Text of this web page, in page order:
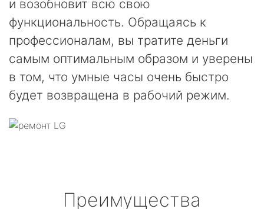
и возобновит всю свою
функциональность. Обращаясь к
профессионалам, вы тратите деньги
самым оптимальным образом и уверены
в том, что умные часы очень быстро
будет возвращена в рабочий режим.
Преимущества